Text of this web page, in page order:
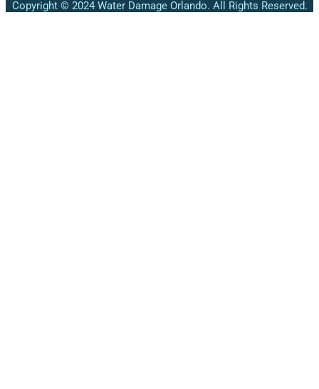
Copyright © 2024 Water Damage Orlando. All Rights Reserved.